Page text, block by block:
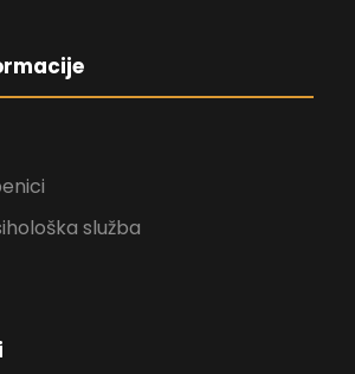
služba